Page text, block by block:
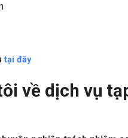
tại đây
về dịch vụ